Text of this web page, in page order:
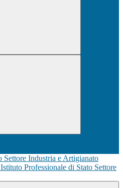
Istituto Professionale di Stato Settore